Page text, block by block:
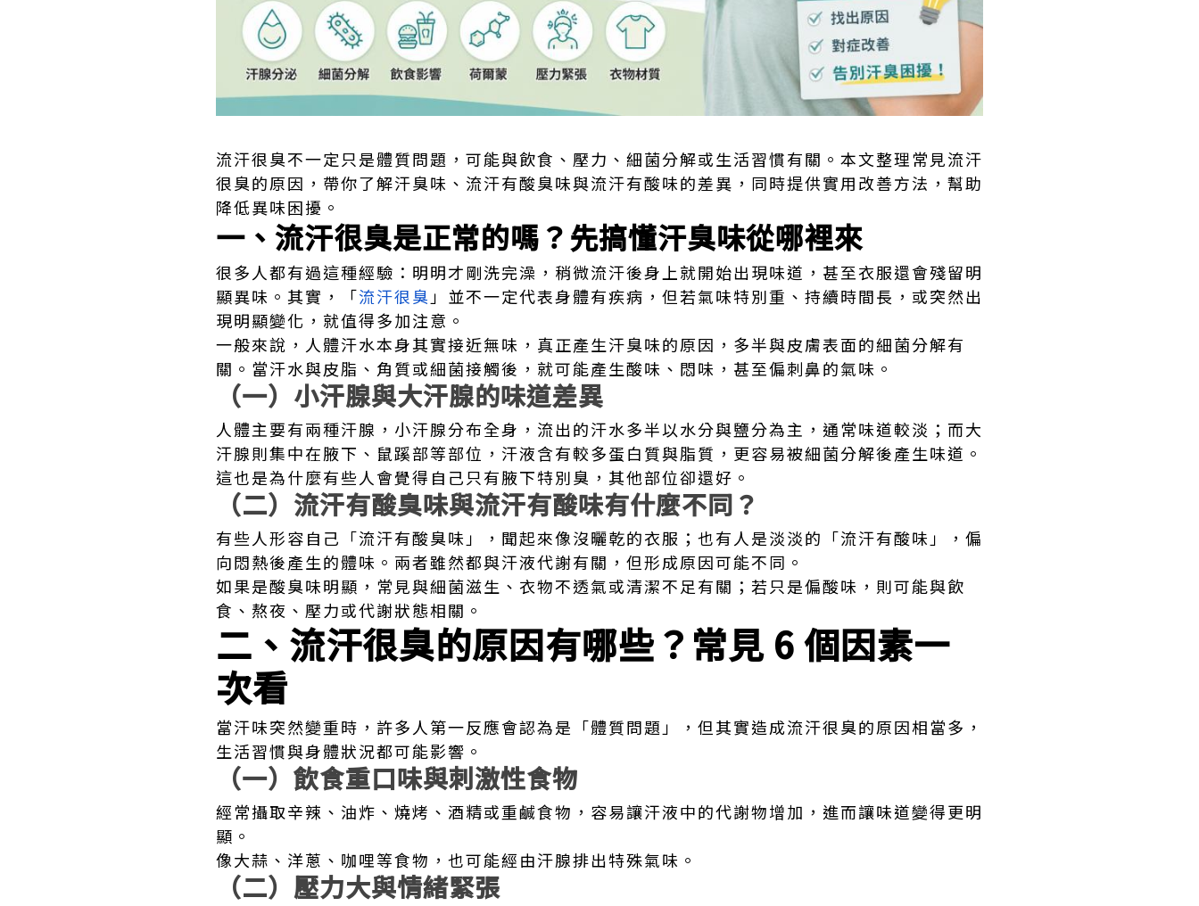
流汗很臭不一定只是體質問題，可能與飲食、壓力、細菌分解或生活習慣有關。本文整理常見流汗
很臭的原因，帶你了解汗臭味、流汗有酸臭味與流汗有酸味的差異，同時提供實用改善方法，幫助
降低異味困擾。
一、流汗很臭是正常的嗎？先搞懂汗臭味從哪裡來
很多人都有過這種經驗：明明才剛洗完澡，稍微流汗後身上就開始出現味道，甚至衣服還會殘留明
顯異味。其實，「流汗很臭」並不一定代表身體有疾病，但若氣味特別重、持續時間長，或突然出
現明顯變化，就值得多加注意。
一般來說，人體汗水本身其實接近無味，真正產生汗臭味的原因，多半與皮膚表面的細菌分解有
關。當汗水與皮脂、角質或細菌接觸後，就可能產生酸味、悶味，甚至偏刺鼻的氣味。
（一）小汗腺與大汗腺的味道差異
人體主要有兩種汗腺，小汗腺分布全身，流出的汗水多半以水分與鹽分為主，通常味道較淡；而大
汗腺則集中在腋下、鼠蹊部等部位，汗液含有較多蛋白質與脂質，更容易被細菌分解後產生味道。
這也是為什麼有些人會覺得自己只有腋下特別臭，其他部位卻還好。
（二）流汗有酸臭味與流汗有酸味有什麼不同？
有些人形容自己「流汗有酸臭味」，聞起來像沒曬乾的衣服；也有人是淡淡的「流汗有酸味」，偏
向悶熱後產生的體味。兩者雖然都與汗液代謝有關，但形成原因可能不同。
如果是酸臭味明顯，常見與細菌滋生、衣物不透氣或清潔不足有關；若只是偏酸味，則可能與飲
食、熬夜、壓力或代謝狀態相關。
二、流汗很臭的原因有哪些？常見 6 個因素一
次看
當汗味突然變重時，許多人第一反應會認為是「體質問題」，但其實造成流汗很臭的原因相當多，
生活習慣與身體狀況都可能影響。
（一）飲食重口味與刺激性食物
經常攝取辛辣、油炸、燒烤、酒精或重鹹食物，容易讓汗液中的代謝物增加，進而讓味道變得更明
顯。
像大蒜、洋蔥、咖哩等食物，也可能經由汗腺排出特殊氣味。
（二）壓力大與情緒緊張